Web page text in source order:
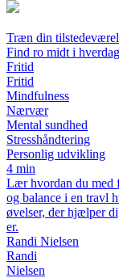
Træn din
Find ro midt i
Fritid
Fritid
Mindfulness
Nærvær
Mental sundhed
Stresshåndtering
Personlig udvikling
4 min
Lær hvordan du med
og balance i en travl
øvelser, der hjælper
er.
Randi Nielsen
Randi
Nielsen